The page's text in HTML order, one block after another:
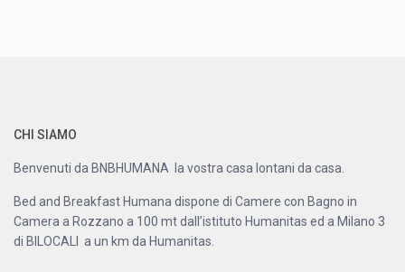
CHI SIAMO
Benvenuti da BNBHUMANA la vostra casa lontani da casa.
Bed and Breakfast Humana dispone di Camere con Bagno in
Camera a Rozzano a 100 mt dall’istituto Humanitas ed a Milano 3
di BILOCALI a un km da Humanitas.